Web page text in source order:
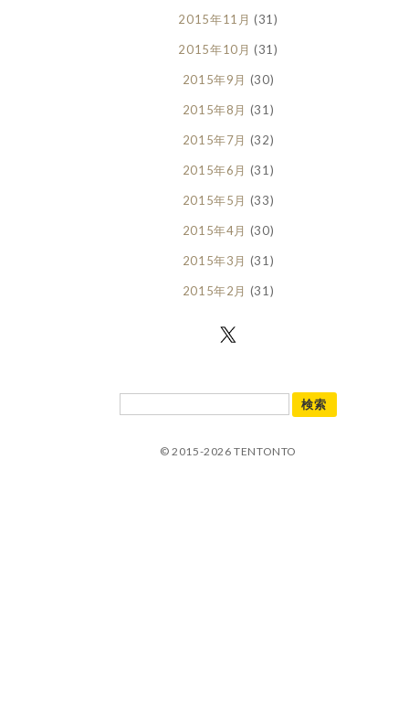
2015年11月 (31)
2015年10月 (31)
2015年9月 (30)
2015年8月 (31)
2015年7月 (32)
2015年6月 (31)
2015年5月 (33)
2015年4月 (30)
2015年3月 (31)
2015年2月 (31)
© 2015-2026 TENTONTO